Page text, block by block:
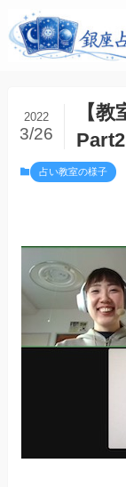
【
Part2
2022
3/26
占い教室の様子